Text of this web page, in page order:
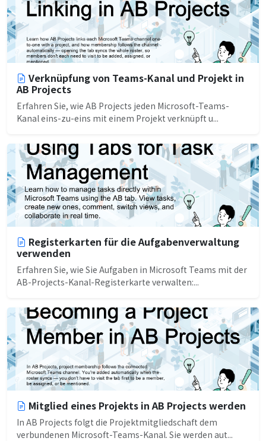
Verknüpfung von Teams-Kanal und Projekt in
AB Projects
Erfahren Sie, wie AB Projects jeden Microsoft-Teams-
Kanal eins-zu-eins mit einem Projekt verknüpft u...
Registerkarten für die Aufgabenverwaltung
verwenden
Erfahren Sie, wie Sie Aufgaben in Microsoft Teams mit der
AB-Projects-Kanal-Registerkarte verwalten:...
Mitglied eines Projekts in AB Projects werden
In AB Projects folgt die Projektmitgliedschaft dem
verbundenen Microsoft-Teams-Kanal. Sie werden aut...